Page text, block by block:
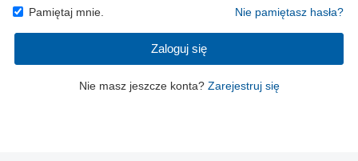
Pamiętaj mnie. Nie pamiętasz hasła?
Zaloguj się
Nie masz jeszcze konta? Zarejestruj się